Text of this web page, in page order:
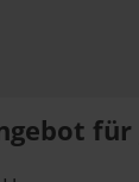
für